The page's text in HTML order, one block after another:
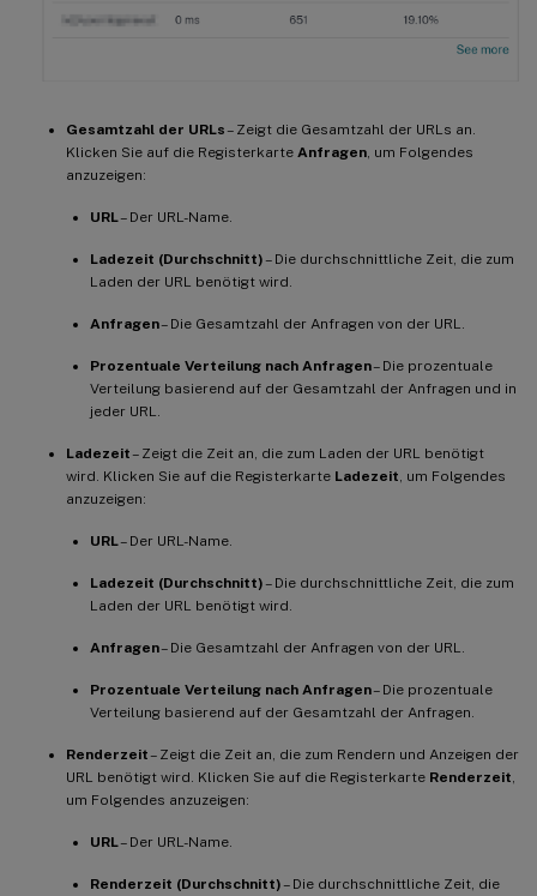
Gesamtzahl der URLs– Zeigt die Gesamtzahl der URLs an.
Klicken Sie auf die Registerkarte Anfragen, um Folgendes
anzuzeigen:
URL– Der URL-Name.
Ladezeit (Durchschnitt)– Die durchschnittliche Zeit, die zum
Laden der URL benötigt wird.
Anfragen– Die Gesamtzahl der Anfragen von der URL.
Prozentuale Verteilung nach Anfragen– Die prozentuale
Verteilung basierend auf der Gesamtzahl der Anfragen und in
jeder URL.
Ladezeit– Zeigt die Zeit an, die zum Laden der URL benötigt
wird. Klicken Sie auf die Registerkarte Ladezeit, um Folgendes
anzuzeigen:
URL– Der URL-Name.
Ladezeit (Durchschnitt)– Die durchschnittliche Zeit, die zum
Laden der URL benötigt wird.
Anfragen– Die Gesamtzahl der Anfragen von der URL.
Prozentuale Verteilung nach Anfragen– Die prozentuale
Verteilung basierend auf der Gesamtzahl der Anfragen.
Renderzeit– Zeigt die Zeit an, die zum Rendern und Anzeigen der
URL benötigt wird. Klicken Sie auf die Registerkarte Renderzeit,
um Folgendes anzuzeigen:
URL– Der URL-Name.
Renderzeit (Durchschnitt)– Die durchschnittliche Zeit, die